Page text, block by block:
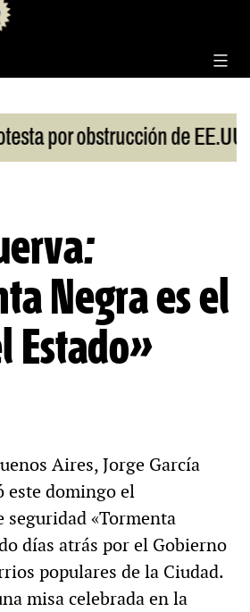
por obstrucción de EE.UU en
Negra es el
Estado»
Aires, Jorge García
este domingo el
seguridad «Tormenta
días atrás por el Gobierno
populares de la Ciudad.
misa celebrada en la